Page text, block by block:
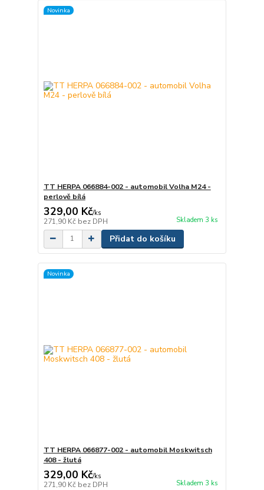
Novinka
TT HERPA 066884-002 - automobil Volha M24 -
perlově bílá
329,00 Kč/ks
271,90 Kč bez DPH Skladem 3 ks
Přidat do košíku
Novinka
TT HERPA 066877-002 - automobil Moskwitsch
408 - žlutá
329,00 Kč/ks
271,90 Kč bez DPH Skladem 3 ks